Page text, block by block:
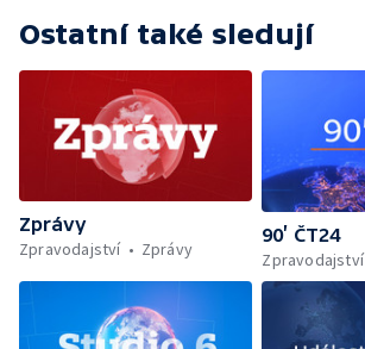
Ostatní také sledují
Zprávy
Zpravodajství
Zprávy
90’ ČT24
Zpravodajství